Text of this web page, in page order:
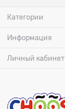
Категории
Информация
Личный кабинет